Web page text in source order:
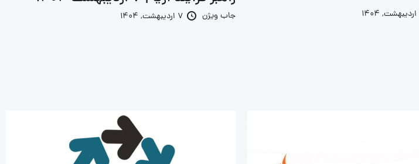
جاب ویژن 7 اردیبهشت, 1404